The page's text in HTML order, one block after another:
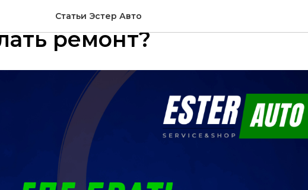
Статьи Эстер Авто
нужно брать там, где
ремонт?